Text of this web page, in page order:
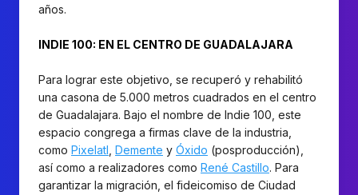
años.
INDIE 100: EN EL CENTRO DE GUADALAJARA
Para lograr este objetivo, se recuperó y rehabilitó
una casona de 5.000 metros cuadrados en el centro
de Guadalajara. Bajo el nombre de Indie 100, este
espacio congrega a firmas clave de la industria,
como Pixelatl , Demente y Óxido (posproducción),
así como a realizadores como René Castillo. Para
garantizar la migración, el fideicomiso de Ciudad